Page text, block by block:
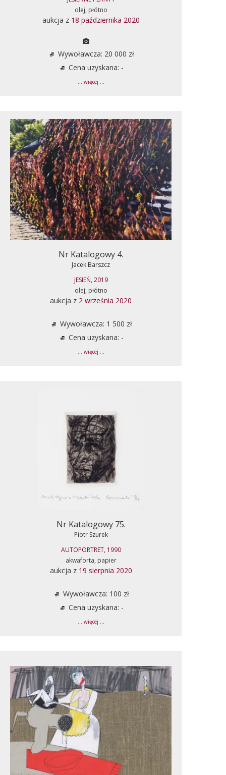
olej, płótno
aukcja z 18 października 2020
Wywoławcza: 20 000 zł
Cena uzyskana: -
... więcej ...
Nr Katalogowy 4.
Jacek Barszcz
JESIEŃ, 2019
olej, płótno
aukcja z 2 września 2020
Wywoławcza: 1 500 zł
Cena uzyskana: -
... więcej ...
Nr Katalogowy 75.
Piotr Szurek
AUTOPORTRET, 1990
akwaforta, papier
aukcja z 19 sierpnia 2020
Wywoławcza: 100 zł
Cena uzyskana: -
... więcej ...